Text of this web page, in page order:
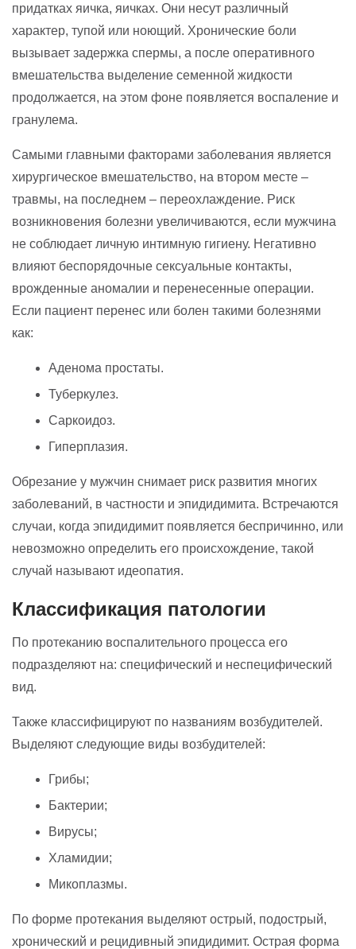
придатках яичка, яичках. Они несут различный
характер, тупой или ноющий. Хронические боли
вызывает задержка спермы, а после оперативного
вмешательства выделение семенной жидкости
продолжается, на этом фоне появляется воспаление и
гранулема.
Самыми главными факторами заболевания является
хирургическое вмешательство, на втором месте –
травмы, на последнем – переохлаждение. Риск
возникновения болезни увеличиваются, если мужчина
не соблюдает личную интимную гигиену. Негативно
влияют беспорядочные сексуальные контакты,
врожденные аномалии и перенесенные операции.
Если пациент перенес или болен такими болезнями
как:
Аденома простаты.
Туберкулез.
Саркоидоз.
Гиперплазия.
Обрезание у мужчин снимает риск развития многих
заболеваний, в частности и эпидидимита. Встречаются
случаи, когда эпидидимит появляется беспричинно, или
невозможно определить его происхождение, такой
случай называют идеопатия.
Классификация патологии
По протеканию воспалительного процесса его
подразделяют на: специфический и неспецифический
вид.
Также классифицируют по названиям возбудителей.
Выделяют следующие виды возбудителей:
Грибы;
Бактерии;
Вирусы;
Хламидии;
Микоплазмы.
По форме протекания выделяют острый, подострый,
хронический и рецидивный эпидидимит. Острая форма